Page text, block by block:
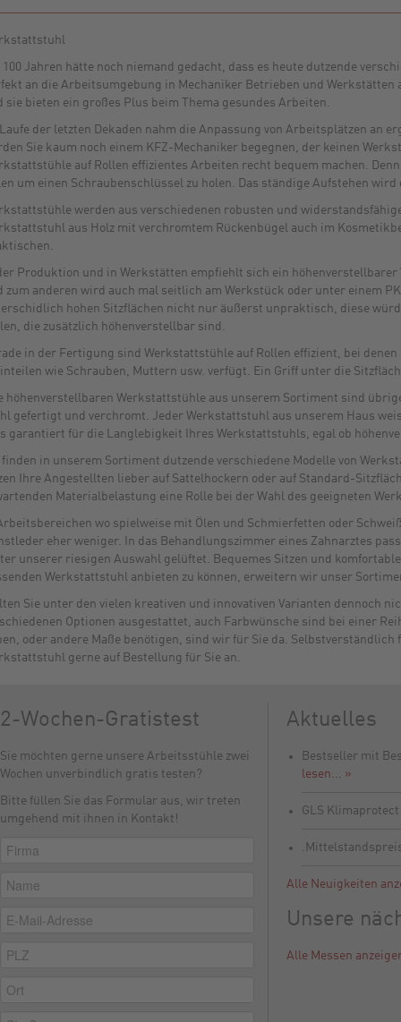
100 Jahren hätte noch niemand gedacht, dass es heute dutzende
an die Arbeitsumgebung in Mechaniker Betrieben und
sie bieten ein großes Plus beim Thema gesundes Arbeiten.
der letzten Dekaden nahm die Anpassung von Arbeitsplätzen an
Sie kaum noch einem KFZ-Mechaniker begegnen, der keinen
auf Rollen effizientes Arbeiten recht bequem machen.
um einen Schraubenschlüssel zu holen. Das ständige Aufstehen
werden aus verschiedenen robusten und
aus Holz mit verchromtem Rückenbügel auch im
Produktion und in Werkstätten empfiehlt sich ein
zum anderen wird auch mal seitlich am Werkstück oder unter einem
hohen Sitzflächen nicht nur äußerst unpraktisch, diese
die zusätzlich höhenverstellbar sind.
in der Fertigung sind Werkstattstühle auf Rollen effizient, bei
wie Schrauben, Muttern usw. verfügt. Ein Griff unter die
höhenverstellbaren Werkstattstühle aus unserem Sortiment sind
gefertigt und verchromt. Jeder Werkstattstuhl aus unserem Haus
garantiert für die Langlebigkeit Ihres Werkstattstuhls, egal ob
finden in unserem Sortiment dutzende verschiedene Modelle von
Ihre Angestellten lieber auf Sattelhockern oder auf Standard-
Materialbelastung eine Rolle bei der Wahl des geeigneten
wo spielweise mit Ölen und Schmierfetten oder
eher weniger. In das Behandlungszimmer eines Zahnarztes
unserer riesigen Auswahl gelüftet. Bequemes Sitzen und
Werkstattstuhl anbieten zu können, erweitern wir unser
Sie unter den vielen kreativen und innovativen Varianten dennoch
Optionen ausgestattet, auch Farbwünsche sind bei einer
oder andere Maße benötigen, sind wir für Sie da.
gerne auf Bestellung für Sie an.
2-Wochen-Gratistest
Sie möchten gerne unsere Arbeitsstühle zwei
Wochen unverbindlich gratis testen?
Bitte füllen Sie das Formular aus, wir treten
umgehend mit ihnen in Kontakt!
Aktuelles
Bestseller mit
lesen... »
GLS Klimaprotect
Alle Neuigkeiten
Unsere
Alle Messen